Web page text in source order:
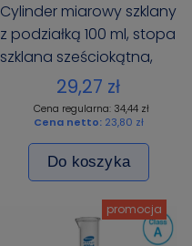
Cylinder miarowy szklany
z podziałką 100 ml, stopa
szklana sześciokątna,
Certyfikat29,27 zł
Cena regularna: 34,44 zł
Cena netto: 23,80 zł
Do koszyka
promocja